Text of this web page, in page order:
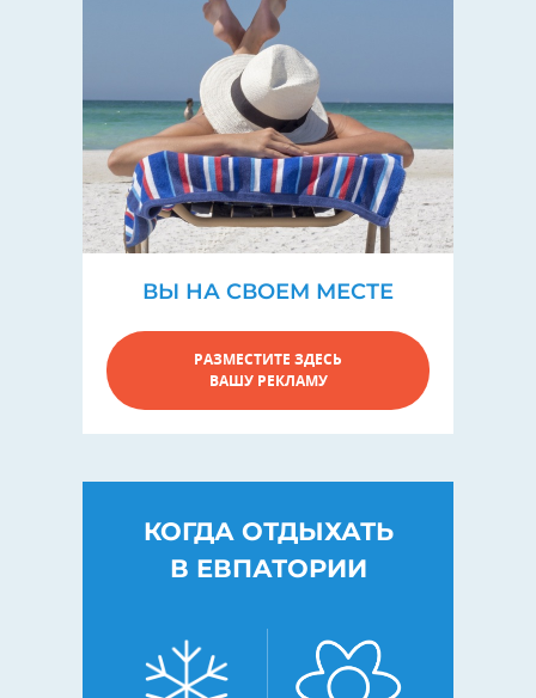
ВЫ НА СВОЕМ МЕСТЕ
РАЗМЕСТИТЕ ЗДЕСЬ
ВАШУ РЕКЛАМУ
КОГДА ОТДЫХАТЬ
В ЕВПАТОРИИ